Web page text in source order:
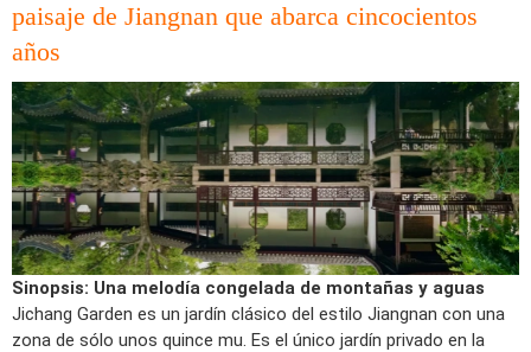
paisaje de Jiangnan que abarca cincocientos
años
Sinopsis: Una melodía congelada de montañas y aguas
Jichang Garden es un jardín clásico del estilo Jiangnan con una
zona de sólo unos quince mu. Es el único jardín privado en la